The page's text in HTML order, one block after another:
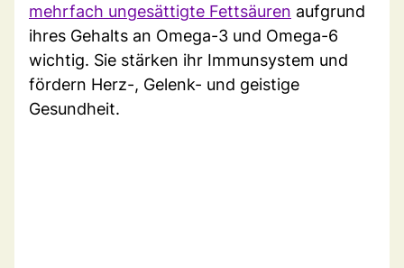
mehrfach ungesättigte Fettsäuren aufgrund
ihres Gehalts an Omega-3 und Omega-6
wichtig. Sie stärken ihr Immunsystem und
fördern Herz-, Gelenk- und geistige
Gesundheit.